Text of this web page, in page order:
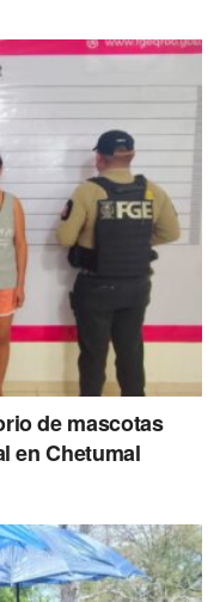
de mascotas
en Chetumal